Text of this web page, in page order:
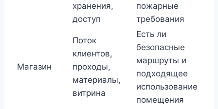
хранения,
доступ
пожарные
требования
Магазин
Поток
клиентов,
проходы,
материалы,
витрина
Есть ли
безопасные
маршруты и
подходящее
использование
помещения